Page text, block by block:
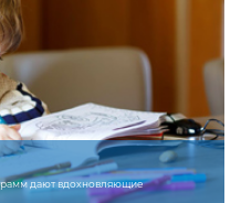
дают вдохновляющие